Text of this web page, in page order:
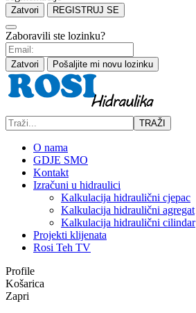
Zatvori REGISTRUJ SE
Zaboravili ste lozinku?
Zatvori Pošaljite mi novu lozinku
TRAŽI
O nama
GDJE SMO
Kontakt
Izračuni u hidraulici
Kalkulacija hidraulični cjepac
Kalkulacija hidraulični agregat
Kalkulacija hidraulični cilindar
Projekti klijenata
Rosi Teh TV
Profile
Košarica
Zapri